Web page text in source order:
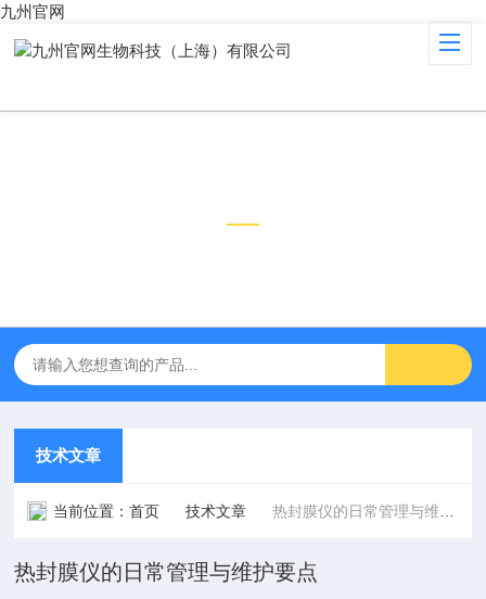
九州官网
技术文章
当前位置：首页 技术文章 热封膜仪的日常管理与维护要点
热封膜仪的日常管理与维护要点